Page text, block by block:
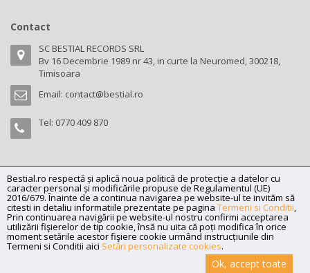
Bestial.ro respectă și aplică noua politică de protecție a datelor cu
caracter personal și modificările propuse de Regulamentul (UE)
2016/679. Înainte de a continua navigarea pe website-ul te invităm să
citesti in detaliu informatiile prezentate pe pagina Termeni si Conditii,
Prin continuarea navigării pe website-ul nostru confirmi acceptarea
utilizării fişierelor de tip cookie, însă nu uita că poți modifica în orice
moment setările acestor fişiere cookie urmând instrucțiunile din
Termeni si Conditii aici Setări personalizate cookies.
Ok, accept toate
Contact
SC BESTIAL RECORDS SRL
Bv 16 Decembrie 1989 nr 43, in curte la Neuromed, 300218,
Timisoara
Email: contact@bestial.ro
Tel: 0770 409 870
Copyright (C) 2026bestial.ro -All rights reserved.
SC BESTIAL RECORDS SRL, Nr. R.C.: J35/345/2005, C.U.I.: RO17197870,
Adresa: Bv 16 Decembrie 1989 nr 43, in curte la Neuromed, 300218,
Timisoara
Powered byNet Interaction.